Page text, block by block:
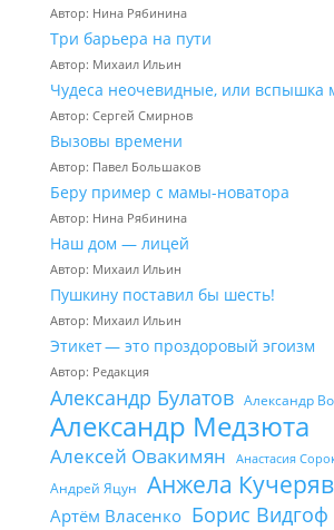
Автор: Нина Рябинина
Три барьера на пути
Автор: Михаил Ильин
Чудеса неочевидные, или вспышка
Автор: Сергей Смирнов
Вызовы времени
Автор: Павел Большаков
Беру пример с мамы-новатора
Автор: Нина Рябинина
Наш дом — лицей
Автор: Михаил Ильин
Пушкину поставил бы шесть!
Автор: Михаил Ильин
Этикет — это проздоровый эгоизм
Автор: Редакция
Александр Булатов Александр
Александр Медзюта
Алексей Овакимян Анастасия
Андрей Яцун Анжела
Артём Власенко Борис Видгоф